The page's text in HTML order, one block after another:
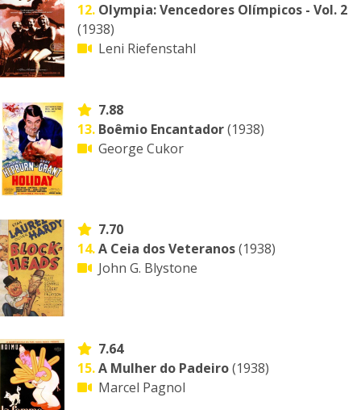
12. Olympia: Vencedores Olímpicos - Vol. 2
(1938)
Leni Riefenstahl
7.88
13. Boêmio Encantador(1938)
George Cukor
7.70
14.A Ceia dos Veteranos(1938)
John G. Blystone
7.64
15.A Mulher do Padeiro(1938)
Marcel Pagnol